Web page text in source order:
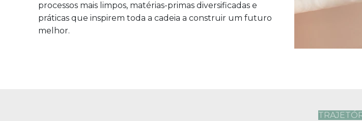
processos mais limpos, matérias-primas diversificadas e
práticas que inspirem toda a cadeia a construir um futuro
melhor.